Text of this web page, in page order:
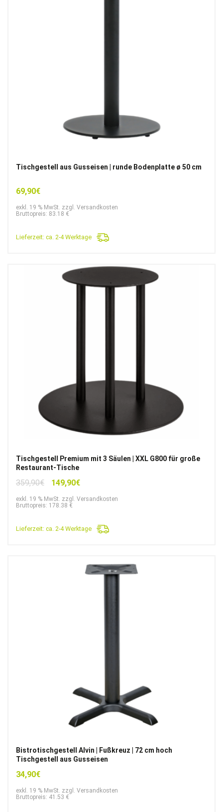
Tischgestell aus Gusseisen | runde Bodenplatte ø 50 cm
69,90€
exkl. 19 % MwSt. zzgl. Versandkosten
Bruttopreis: 83.18 €
Lieferzeit: ca. 2-4 Werktage
Tischgestell Premium mit 3 Säulen | XXL G800 für große
Restaurant-Tische
359,90€
Ursprünglicher
war:
149,90€Aktueller
ist:
exkl. 19 % MwSt. zzgl. Versandkosten
Bruttopreis: 178.38 €
Lieferzeit: ca. 2-4 Werktage
Bistrotischgestell Alvin | Fußkreuz | 72 cm hoch
Tischgestell aus Gusseisen
34,90€
exkl. 19 % MwSt. zzgl. Versandkosten
Bruttopreis: 41.53 €